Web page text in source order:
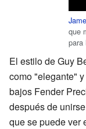
que
para
El estilo de Guy
como "elegante"
bajos Fender
después de
que se puede ver